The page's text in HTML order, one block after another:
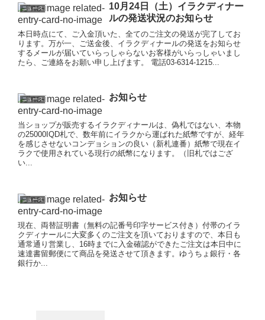
ニュース
10月24日（土）イラクディナー
ルの発送状況のお知らせ
本日時点にて、ご入金頂いた、全てのご注文の発送が完了してお
ります。万が一、ご送金後、イラクディナールの発送をお知らせ
するメールが届いていらっしゃらないお客様がいらっしゃいまし
たら、ご連絡をお願い申し上げます。 電話03-6314-1215...
ニュース お知らせ
当ショップが販売するイラクディナールは、偽札ではない、本物
の25000IQD札で、数年前にイラクから運ばれた紙幣ですが、経年
を感じさせないコンデョションの良い（新札連番）紙幣で現在イ
ラクで使用されている現行の紙幣になります。（旧札ではござ
い...
ニュース お知らせ
現在、両替証明書（無料の記番号印字サービス付き）付帯のイラ
クディナールに大変多くのご注文を頂いておりますので、本日も
通常通り営業し、16時までに入金確認ができたご注文は本日中に
速達書留郵便にて商品を発送させて頂きます。ゆうちょ銀行・各
銀行か...